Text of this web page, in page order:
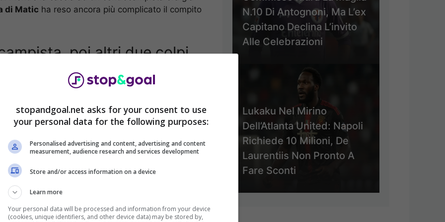
di Matic ha reso ancora più complicato il compito
poi altri due colpi
il portoghese non è semplice, ma un nome è
la disponibilità a trasferirsi in Italia. Manca
N.10 Di Antognoni, Ma L’ex
Capitano Declina L’invito
Alle Celebrazioni
Lukaku Nel Mirino
Dell’Atlanta United: Napoli
Richiede 10 Milioni, De
Laurentiis Non Pronto A
Fare Sconti
stopandgoal.net asks for your consent to use
your personal data for the following purposes:
Personalised advertising and content, advertising and content
measurement, audience research and services development
Store and/or access information on a device
Learn more
Your personal data will be processed and information from your device
(cookies, unique identifiers, and other device data) may be stored by,